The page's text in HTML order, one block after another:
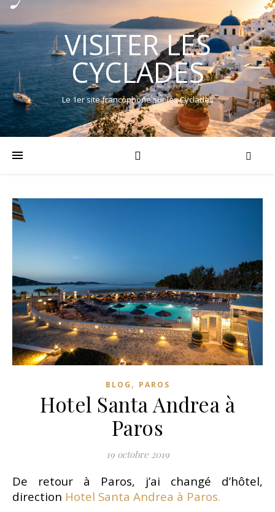
VISITER LES
CYCLADES
Le 1er site francophone sur les Cyclades
BLOG , PAROS
Hotel Santa Andrea à
Paros
19 octobre 2019
De retour à Paros, j’ai changé d’hôtel,
direction Hotel Santa Andrea à Paros.